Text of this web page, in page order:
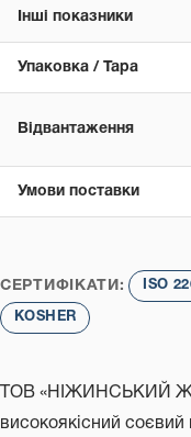
Інші показники
Упаковка / Тара
Відвантаження
Умови поставки
СЕРТИФІКАТИ: ISO
KOSHER
ТОВ «НІЖИНСЬКИЙ
високоякісний